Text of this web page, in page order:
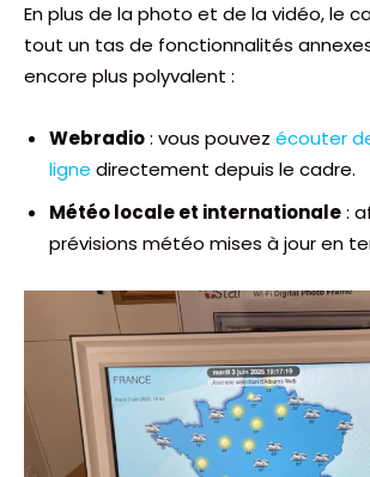
En plus de la photo et de la vidéo, le
tout un tas de fonctionnalités
encore plus polyvalent :
Webradio: vous pouvez écouter
ligne directement depuis le cadre.
Météo locale et internationale:
prévisions météo mises à jour en